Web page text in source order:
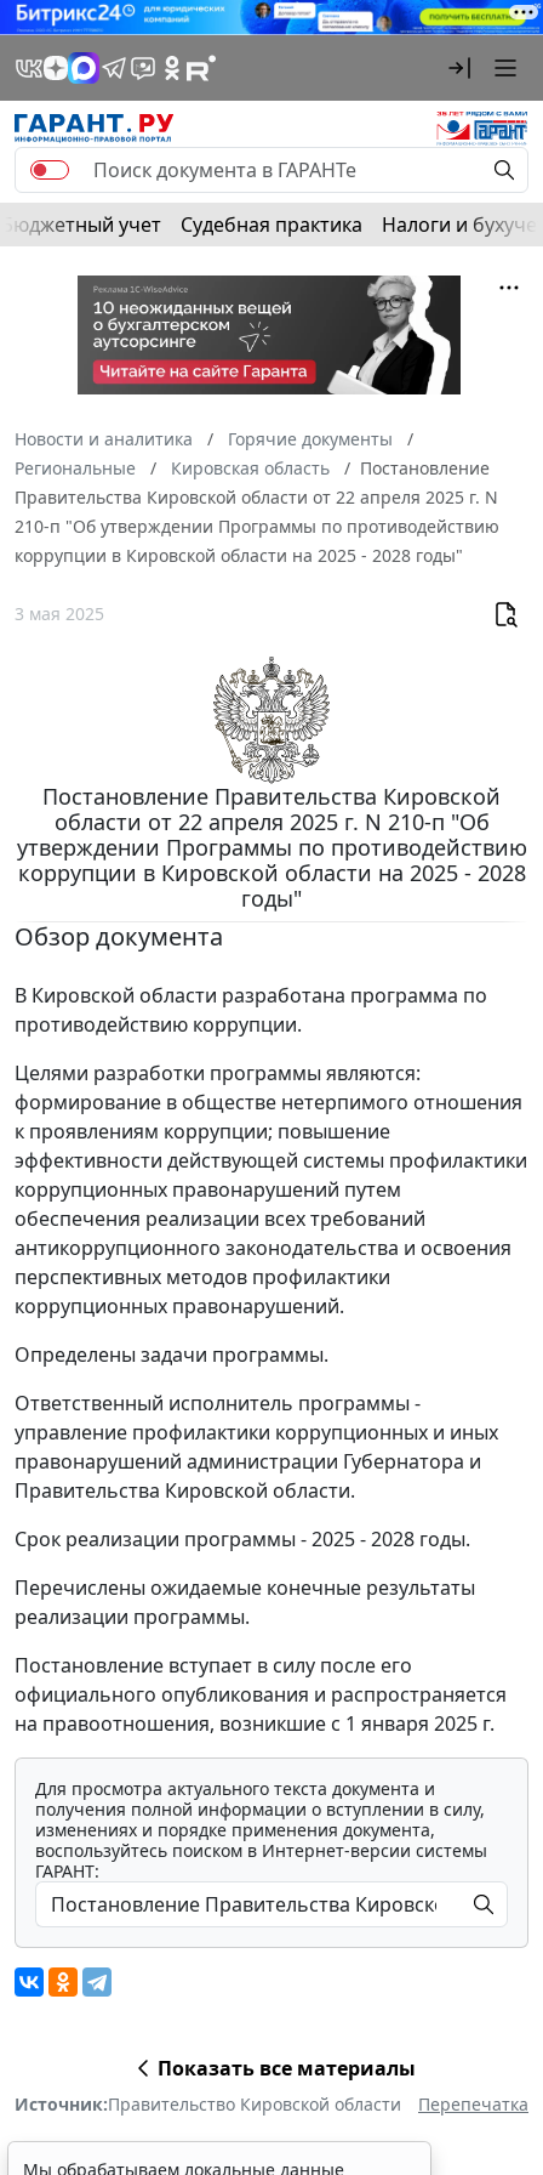
Бюджетный учет Судебная практика Налоги и
Новости и аналитика
Горячие документы
Региональные
Кировская область
Постановление
Правительства Кировской области от 22 апреля 2025 г. N
210-п "Об утверждении Программы по противодействию
коррупции в Кировской области на 2025 - 2028 годы"
3 мая 2025
Постановление Правительства Кировской
области от 22 апреля 2025 г. N 210-п "Об
утверждении Программы по противодействию
коррупции в Кировской области на 2025 - 2028
годы"
Обзор документа
В Кировской области разработана программа по
противодействию коррупции.
Целями разработки программы являются:
формирование в обществе нетерпимого отношения
к проявлениям коррупции; повышение
эффективности действующей системы профилактики
коррупционных правонарушений путем
обеспечения реализации всех требований
антикоррупционного законодательства и освоения
перспективных методов профилактики
коррупционных правонарушений.
Определены задачи программы.
Ответственный исполнитель программы -
управление профилактики коррупционных и иных
правонарушений администрации Губернатора и
Правительства Кировской области.
Срок реализации программы - 2025 - 2028 годы.
Перечислены ожидаемые конечные результаты
реализации программы.
Постановление вступает в силу после его
официального опубликования и распространяется
на правоотношения, возникшие с 1 января 2025 г.
Для просмотра актуального текста документа и
получения полной информации о вступлении в силу,
изменениях и порядке применения документа,
воспользуйтесь поиском в Интернет-версии системы
ГАРАНТ:
Показать все материалы
Источник:Правительство Кировской области Перепечатка
Мы обрабатываем локальные данные